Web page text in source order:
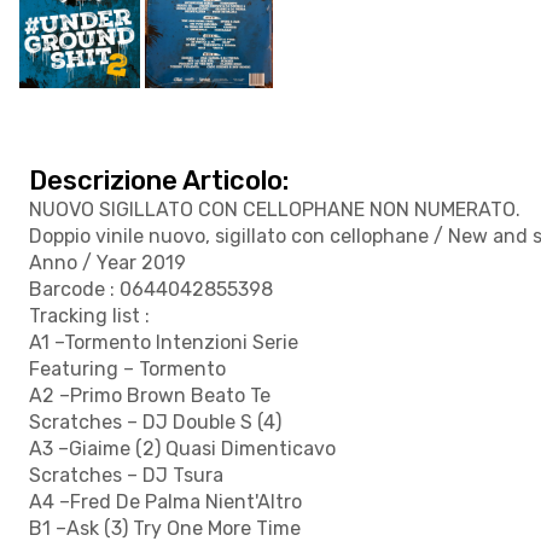
Descrizione Articolo:
NUOVO SIGILLATO CON CELLOPHANE NON NUMERATO.
Doppio vinile nuovo, sigillato con cellophane / New and
Anno / Year 2019
Barcode : 0644042855398
Tracking list :
A1 –Tormento Intenzioni Serie
Featuring – Tormento
A2 –Primo Brown Beato Te
Scratches – DJ Double S (4)
A3 –Giaime (2) Quasi Dimenticavo
Scratches – DJ Tsura
A4 –Fred De Palma Nient'Altro
B1 –Ask (3) Try One More Time